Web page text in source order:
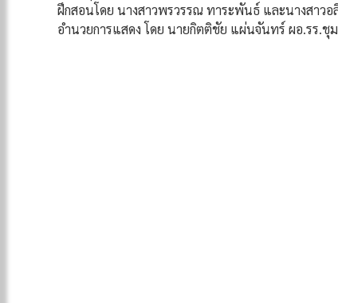
ฝึกสอนโดย นางสาวพรวรรณ ทาระพันธ์ และนางสาว
อำนวยการแสดง โดย นายกิตติชัย แผ่นจันทร์ ผอ.รร.ชุ